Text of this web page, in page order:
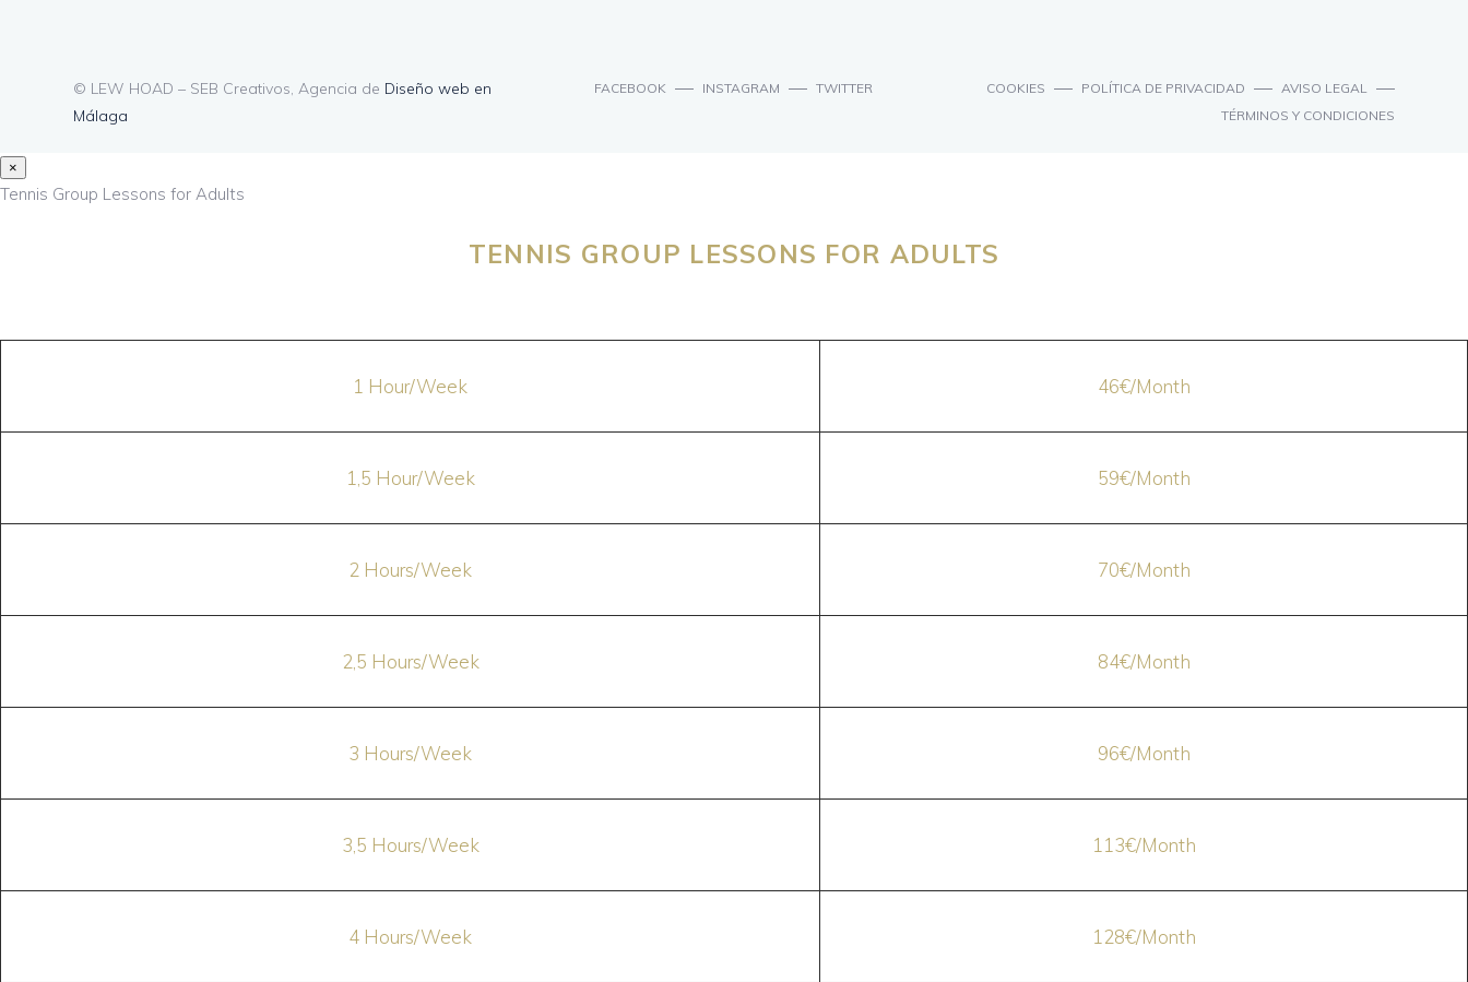
© LEW HOAD – SEB Creativos, Agencia de Diseño web en
Málaga
FACEBOOK INSTAGRAM TWITTER COOKIES POLÍTICA DE PRIVACIDAD
AVISO LEGAL
TÉRMINOS Y CONDICIONES
×
Tennis Group Lessons for Adults
TENNIS GROUP LESSONS FOR ADULTS
1 Hour/Week 46€/Month
1,5 Hour/Week 59€/Month
2 Hours/Week 70€/Month
2,5 Hours/Week 84€/Month
3 Hours/Week 96€/Month
3,5 Hours/Week 113€/Month
4 Hours/Week 128€/Month